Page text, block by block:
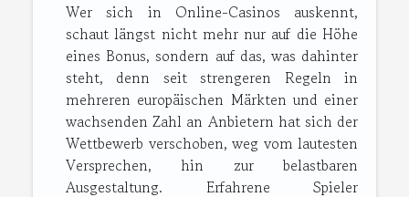
Wer sich in Online-Casinos auskennt,
schaut längst nicht mehr nur auf die Höhe
eines Bonus, sondern auf das, was dahinter
steht, denn seit strengeren Regeln in
mehreren europäischen Märkten und einer
wachsenden Zahl an Anbietern hat sich der
Wettbewerb verschoben, weg vom lautesten
Versprechen, hin zur belastbaren
Ausgestaltung. Erfahrene Spieler